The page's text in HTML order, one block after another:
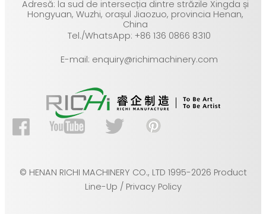
Adresă: la sud de intersecția dintre străzile Xingda și
Hongyuan, Wuzhi, orașul Jiaozuo, provincia Henan,
China
Tel./WhatsApp: +86 136 0866 8310
E-mail: enquiry@richimachinery.com
© HENAN RICHI MACHINERY CO., LTD 1995-2026 Product
Line-Up / Privacy Policy